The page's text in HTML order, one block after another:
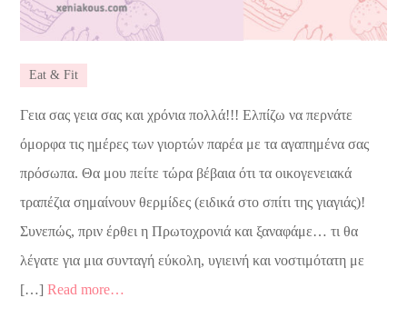
Eat & Fit
Γεια σας γεια σας και χρόνια πολλά!!! Ελπίζω να περνάτε
όμορφα τις ημέρες των γιορτών παρέα με τα αγαπημένα σας
πρόσωπα. Θα μου πείτε τώρα βέβαια ότι τα οικογενειακά
τραπέζια σημαίνουν θερμίδες (ειδικά στο σπίτι της γιαγιάς)!
Συνεπώς, πριν έρθει η Πρωτοχρονιά και ξαναφάμε… τι θα
λέγατε για μια συνταγή εύκολη, υγιεινή και νοστιμότατη με
[…]Read more…